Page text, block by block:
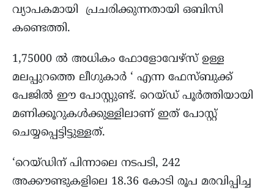
വ്യാപകമായി പ്രചരിക്കുന്നതായി ഒബിസി
കണ്ടെത്തി.
1,75000 ൽ അധികം ഫോളോവേഴ്‌സ് ഉള്ള
മലപ്പുറത്തെ ലീഗുകാർ ‘ എന്ന ഫേസ്ബുക്ക്
പേജിൽ ഈ പോസ്റ്റുണ്ട്. റെയ്ഡ് പൂർത്തിയായി
മണിക്കൂറുകൾക്കുള്ളിലാണ് ഇത് പോസ്റ്റ്
ചെയ്യപ്പെട്ടിട്ടുള്ളത്.
‘റെയ്ഡിന് പിന്നാലെ നടപടി, 242
അക്കൗണ്ടുകളിലെ 18.36 കോടി രൂപ മരവിപ്പിച്ച